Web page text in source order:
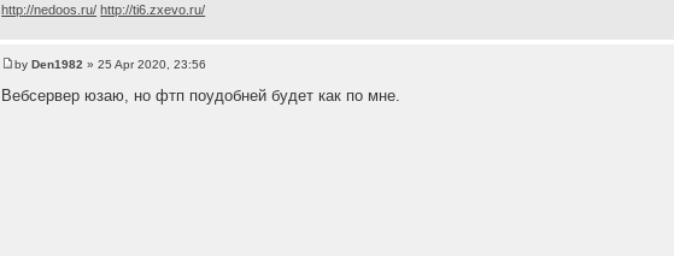
http://nedoos.ru/ http://ti6.zxevo.ru/
byDen1982 » 25 Apr 2020, 23:56
Вебсервер юзаю, но фтп поудобней будет как по мне.